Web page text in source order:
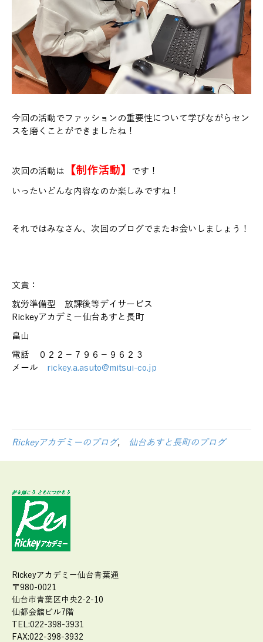
今回の活動でファッションの重要性について学びながらセン
スを磨くことができましたね！
次回の活動は 【制作活動】 です！
いったいどんな内容なのか楽しみですね！
それではみなさん、次回のブログでまたお会いしましょう！
文責：
就労準備型 放課後等デイサービス
Rickeyアカデミー仙台あすと長町
畠山
電話 ０２２－７９６－９６２３
メール rickey.a.asuto@mitsui-co.jp
Rickeyアカデミーのブログ, 仙台あすと長町のブログ
Rickeyアカデミー仙台青葉通
〒980-0021
仙台市青葉区中央2-2-10
仙都会舘ビル7階
TEL:022-398-3931
FAX:022-398-3932